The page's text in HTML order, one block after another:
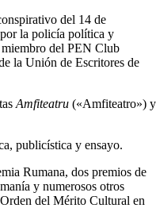
del 14 de
la policía política y
del PEN Club
la Unión de Escritores de
Amfiteatru («Amfiteatro») y
publicística y ensayo.
Rumana, dos premios de
y numerosos otros
del Mérito Cultural en